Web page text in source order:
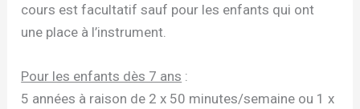
cours est facultatif sauf pour les enfants qui ont
une place à l’instrument.
Pour les enfants dès 7 ans :
5 années à raison de 2 x 50 minutes/semaine ou 1 x